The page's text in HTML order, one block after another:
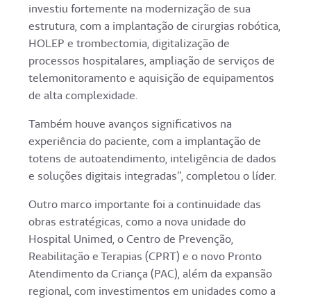
investiu fortemente na modernização de sua
estrutura, com a implantação de cirurgias robótica,
HOLEP e trombectomia, digitalização de
processos hospitalares, ampliação de serviços de
telemonitoramento e aquisição de equipamentos
de alta complexidade.
Também houve avanços significativos na
experiência do paciente, com a implantação de
totens de autoatendimento, inteligência de dados
e soluções digitais integradas”, completou o líder.
Outro marco importante foi a continuidade das
obras estratégicas, como a nova unidade do
Hospital Unimed, o Centro de Prevenção,
Reabilitação e Terapias (CPRT) e o novo Pronto
Atendimento da Criança (PAC), além da expansão
regional, com investimentos em unidades como a